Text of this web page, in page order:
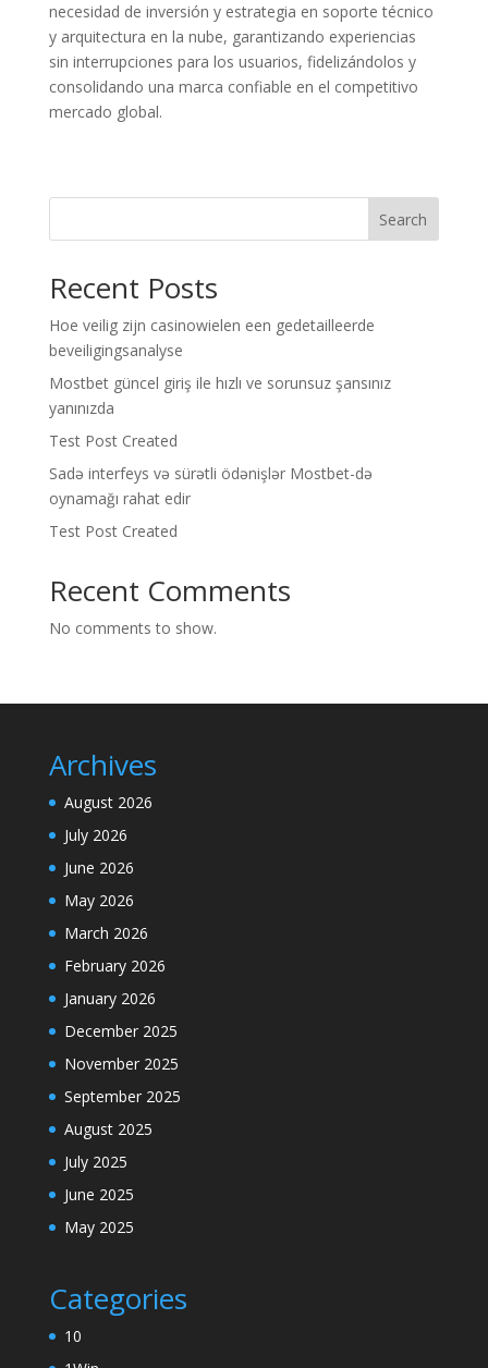
necesidad de inversión y estrategia en soporte técnico
y arquitectura en la nube, garantizando experiencias
sin interrupciones para los usuarios, fidelizándolos y
consolidando una marca confiable en el competitivo
mercado global.
Search
Recent Posts
Hoe veilig zijn casinowielen een gedetailleerde
beveiligingsanalyse
Mostbet güncel giriş ile hızlı ve sorunsuz şansınız
yanınızda
Test Post Created
Sadə interfeys və sürətli ödənişlər Mostbet-də
oynamağı rahat edir
Test Post Created
Recent Comments
No comments to show.
Archives
August 2026
July 2026
June 2026
May 2026
March 2026
February 2026
January 2026
December 2025
November 2025
September 2025
August 2025
July 2025
June 2025
May 2025
Categories
10